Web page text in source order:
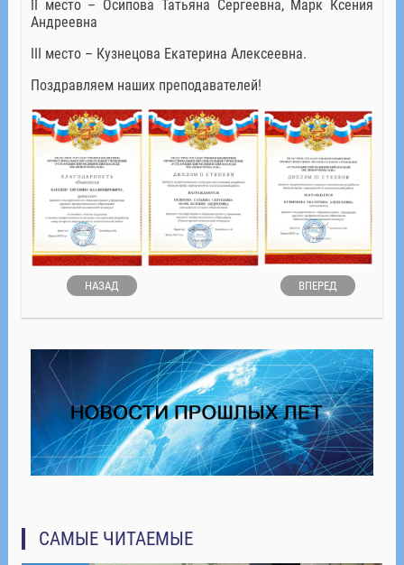
II место – Осипова Татьяна Сергеевна, Марк Ксения
Андреевна
III место – Кузнецова Екатерина Алексеевна.
Поздравляем наших преподавателей!
НАЗАД ВПЕРЕД
САМЫЕ ЧИТАЕМЫЕ